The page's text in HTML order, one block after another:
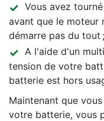
Vous avez
avant que le moteur
démarre pas du tout ;
A l'aide d'un
tension de votre
batterie est hors
Maintenant que
votre batterie, vous